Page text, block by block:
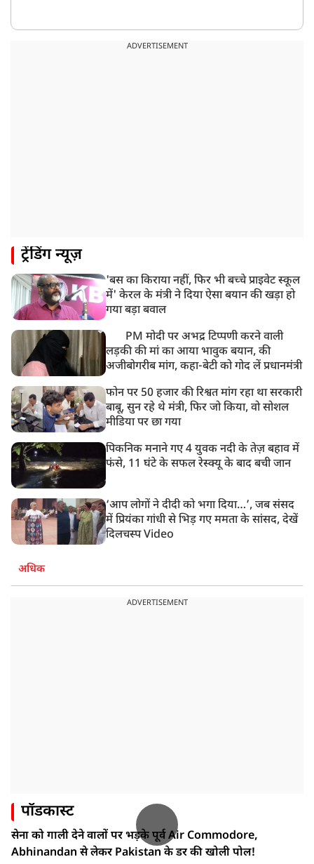
ADVERTISEMENT
ट्रेंडिंग न्यूज़
'बस का किराया नहीं, फिर भी बच्चे प्राइवेट स्कूल
में' केरल के मंत्री ने दिया ऐसा बयान की खड़ा हो
गया बड़ा बवाल
PM मोदी पर अभद्र टिप्पणी करने वाली
लड़की की मां का आया भावुक बयान, की
अजीबोगरीब मांग, कहा-बेटी को गोद लें प्रधानमंत्री
फोन पर 50 हजार की रिश्वत मांग रहा था सरकारी
बाबू, सुन रहे थे मंत्री, फिर जो किया, वो सोशल
मीडिया पर छा गया
पिकनिक मनाने गए 4 युवक नदी के तेज़ बहाव में
फंसे, 11 घंटे के सफल रेस्क्यू के बाद बची जान
‘आप लोगों ने दीदी को भगा दिया…’, जब संसद
में प्रियंका गांधी से भिड़ गए ममता के सांसद, देखें
दिलचस्प Video
अधिक
ADVERTISEMENT
पॉडकास्ट
सेना को गाली देने वालों पर भड़के पूर्व Air Commodore,
Abhinandan से लेकर Pakistan के डर की खोली पोल!